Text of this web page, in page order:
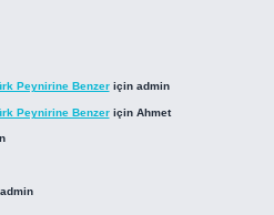
Peynirine Benzeriçin admin
Peynirine Benzeriçin Ahmet
admin